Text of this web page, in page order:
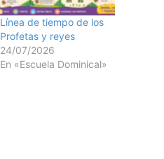
Línea de tiempo de los
Profetas y reyes
24/07/2026
En «Escuela Dominical»